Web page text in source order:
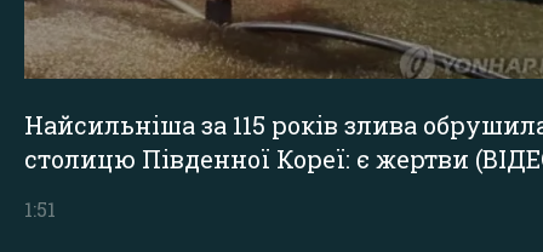
Найсильніша за 115 років злива
столицю Південної Кореї: є жертви
1:51